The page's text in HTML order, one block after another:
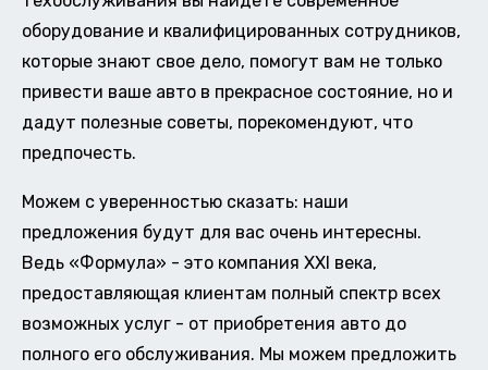
оборудование и квалифицированных сотрудников,
которые знают свое дело, помогут вам не только
привести ваше авто в прекрасное состояние, но и
дадут полезные советы, порекомендуют, что
предпочесть.
Можем с уверенностью сказать: наши
предложения будут для вас очень интересны.
Ведь «Формула» - это компания XXI века,
предоставляющая клиентам полный спектр всех
возможных услуг - от приобретения авто до
полного его обслуживания. Мы можем предложить